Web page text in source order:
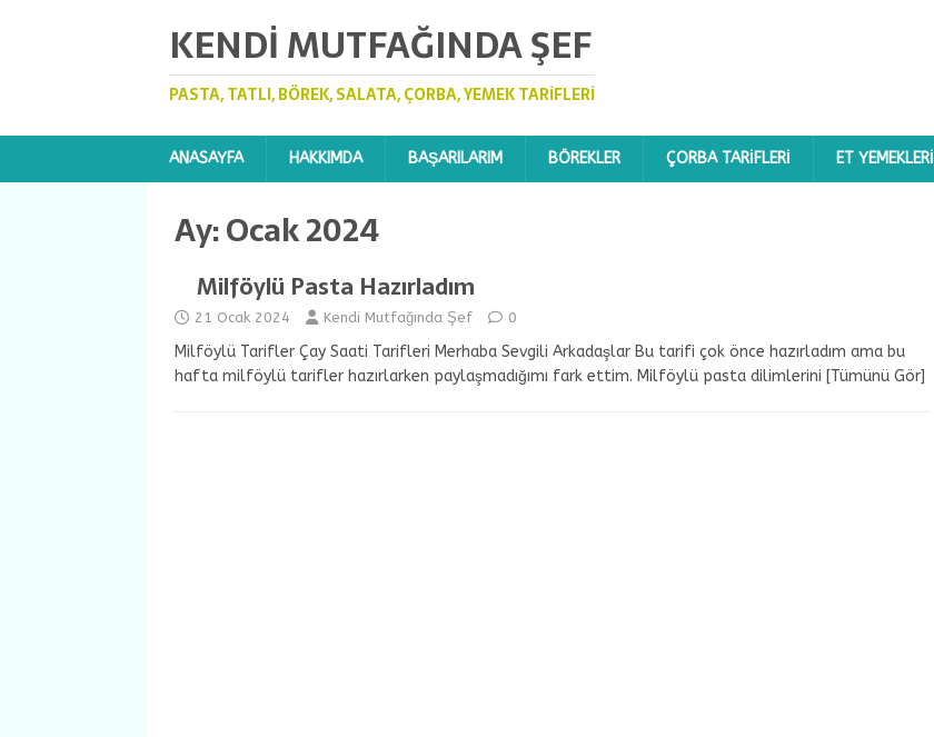
KENDI MUTFAĞINDA ŞEF
PASTA, TATLI, BÖREK, SALATA, ÇORBA, YEMEK TARIFLERI
ANASAYFA HAKKIMDA BAŞARILARIM BÖREKLER ÇORBA TARIFLERI ET YEMEKLERI
Ay:Ocak 2024
Milföylü Pasta Hazırladım
21 Ocak 2024 Kendi Mutfağında Şef 0
Milföylü Tarifler Çay Saati Tarifleri Merhaba Sevgili Arkadaşlar Bu tarifi çok önce hazırladım ama bu
hafta milföylü tarifler hazırlarken paylaşmadığımı fark ettim. Milföylü pasta dilimlerini [Tümünü Gör]